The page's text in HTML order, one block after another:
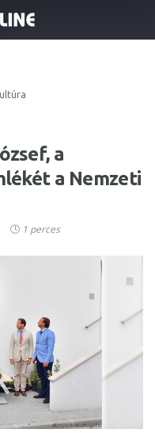
a
a Nemzeti
1 perces